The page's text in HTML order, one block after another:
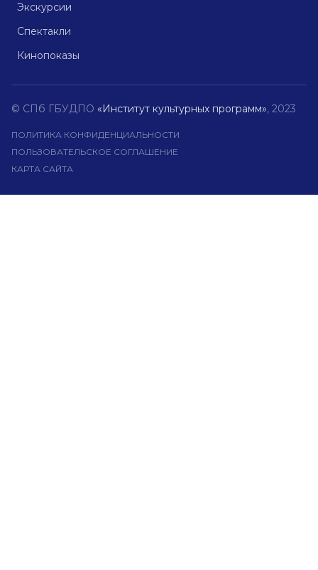
Экскурсии
Спектакли
Кинопоказы
© СПб ГБУДПО «Институт культурных программ», 2023
ПОЛИТИКА КОНФИДЕНЦИАЛЬНОСТИ
ПОЛЬЗОВАТЕЛЬСКОЕ СОГЛАШЕНИЕ
КАРТА САЙТА